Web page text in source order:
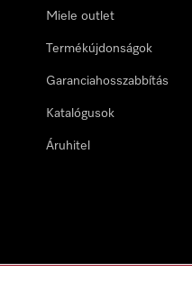
Miele outlet
Termékújdonságok
Garanciahosszabbítás
Katalógusok
Áruhitel